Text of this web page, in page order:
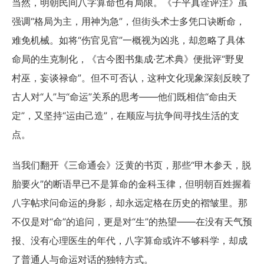
强调“格局为主，用神为急”，但街头术士多凭口诀断命，
难免机械。如将“伤官见官”一概视为凶兆，却忽略了具体
命局的生克制化，《古今图书集成·艺术典》便批评“野叟
村巫，妄谈禄命”。但不可否认，这种文化现象深刻反映了
古人对“人”与“命运”关系的思考——他们既相信“命由天
定”，又坚持“运由己造”，在顺应与抗争间寻找生活的支
点。
当我们翻开《三命通会》泛黄的书页，那些“甲木参天，脱
胎要火”的断语早已不是算命的金科玉律，但明朝百姓握着
八字帖求问命运的身影，却永远定格在历史的褶皱里。那
不仅是对“命”的追问，更是对“生”的热望——在没有天气预
报、没有心理医生的年代，八字算命或许不够科学，却成
了普通人与命运对话的独特方式。